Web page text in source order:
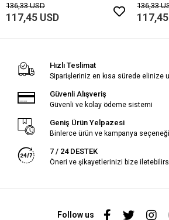
136,33 USD
117,45 USD
136,33
Hızlı Teslimat
Siparişleriniz en kısa sürede elinize
Güvenli Alışveriş
Güvenli ve kolay ödeme sistemi
Geniş Ürün Yelpazesi
Binlerce ürün ve kampanya seçeneği
7 / 24 DESTEK
Öneri ve şikayetlerinizi bize
Follow us